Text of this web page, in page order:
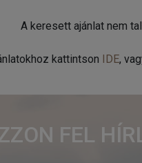
A keresett ajánlat nem
kattintson IDE,
FEL